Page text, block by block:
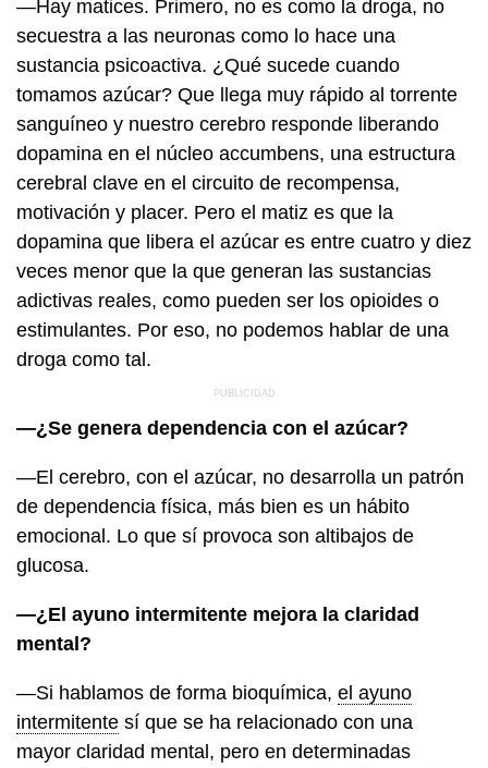
—Hay matices. Primero, no es como la droga, no
secuestra a las neuronas como lo hace una
sustancia psicoactiva. ¿Qué sucede cuando
tomamos azúcar? Que llega muy rápido al torrente
sanguíneo y nuestro cerebro responde liberando
dopamina en el núcleo accumbens, una estructura
cerebral clave en el circuito de recompensa,
motivación y placer. Pero el matiz es que la
dopamina que libera el azúcar es entre cuatro y diez
veces menor que la que generan las sustancias
adictivas reales, como pueden ser los opioides o
estimulantes. Por eso, no podemos hablar de una
droga como tal.
—¿Se genera dependencia con el azúcar?
—El cerebro, con el azúcar, no desarrolla un patrón
de dependencia física, más bien es un hábito
emocional. Lo que sí provoca son altibajos de
glucosa.
—¿El ayuno intermitente mejora la claridad
mental?
—Si hablamos de forma bioquímica, el ayuno
intermitente sí que se ha relacionado con una
mayor claridad mental, pero en determinadas